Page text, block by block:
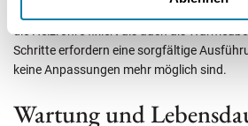
die Heizrohre fixiert als auch als
Schritte erfordern eine sorgfältige
keine Anpassungen mehr möglich sind.
Wartung und